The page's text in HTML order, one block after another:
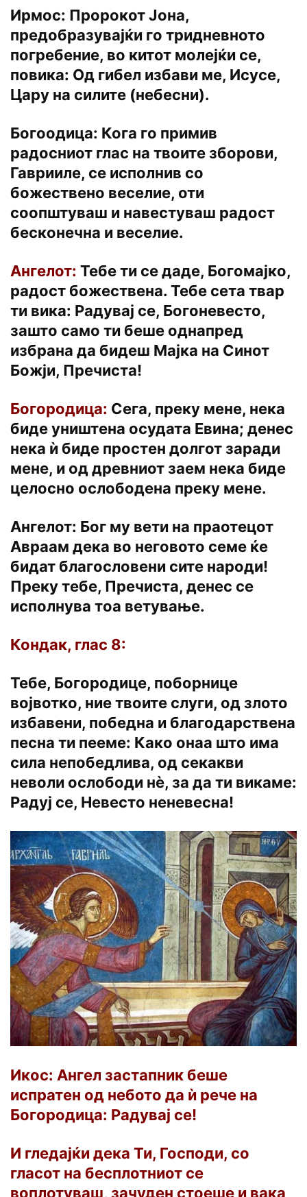
Ирмос: Пророкот Јона,
предобразувајќи го тридневното
погребение, во китот молејќи се,
повика: Од гибел избави ме, Исусе,
Цару на силите (небесни).
Богоодица: Кога го примив
радосниот глас на твоите зборови,
Гаврииле, се исполнив со
божествено веселие, оти
соопштуваш и навестуваш радост
бесконечна и веселие.
Ангелот: Тебе ти се даде, Богомајко,
радост божествена. Тебе сета твар
ти вика: Радувај се, Богоневесто,
зашто само ти беше однапред
избрана да бидеш Мајка на Синот
Божји, Пречиста!
Богородица: Сега, преку мене, нека
биде уништена осудата Евина; денес
нека ѝ биде простен долгот заради
мене, и од древниот заем нека биде
целосно ослободена преку мене.
Ангелот: Бог му вети на праотецот
Авраам дека во неговото семе ќе
бидат благословени сите народи!
Преку тебе, Пречиста, денес се
исполнува тоа ветување.
Кондак, глас 8:
Тебе, Богородице, поборнице
војвотко, ние твоите слуги, од злото
избавени, победна и благодарствена
песна ти пееме: Како онаа што има
сила непобедлива, од секакви
неволи ослободи нѐ, за да ти викаме:
Радуј се, Невесто неневесна!
Икос: Ангел застапник беше
испратен од небото да ѝ рече на
Богородица: Радувај се!
И гледајќи дека Ти, Господи, со
гласот на бесплотниот се
воплотуваш, зачуден стоеше и вака